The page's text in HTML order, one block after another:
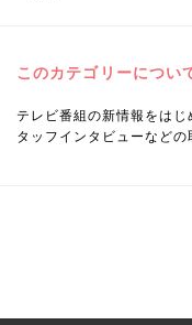
このカテゴリーについ
テレビ番組の新情報をは
タッフインタビューなどの